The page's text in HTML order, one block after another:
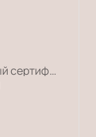
Москва, Gift certificate, Подарочный сертификат